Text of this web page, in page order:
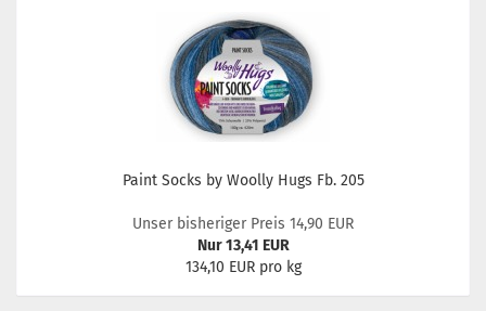
Paint Socks by Woolly Hugs Fb. 205
Unser bisheriger Preis 14,90 EUR
Nur 13,41 EUR
134,10 EUR pro kg